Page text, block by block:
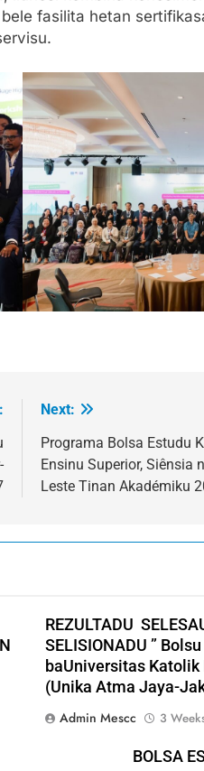
fasilita hetan
Next:
Programa Bolsa Estudu
Ensinu Superior, Siênsia
Leste Tinan Akadémiku
REZULTADU
SELISIONADU ”
baUniversitas
(Unika Atma Jaya-
Admin Mescc
3
BOLSA